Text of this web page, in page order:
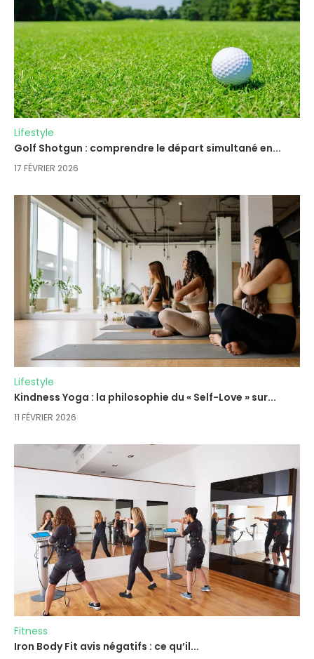
Lifestyle
Golf Shotgun : comprendre le départ simultané en...
17 FÉVRIER 2026
Lifestyle
Kindness Yoga : la philosophie du « Self-Love » sur...
11 FÉVRIER 2026
Fitness
Iron Body Fit avis négatifs : ce qu’il...